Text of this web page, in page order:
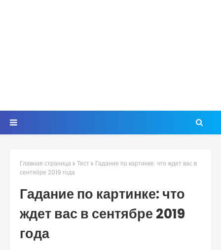
Главная страница Тест
Гадание по картинке: что ждет вас в
сентябре 2019 года
Гадание по картинке: что
ждет вас в сентябре 2019
года